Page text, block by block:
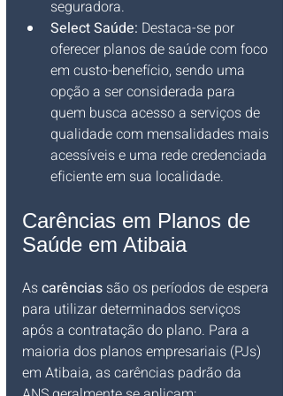
seguradora.
Select Saúde: Destaca-se por
oferecer planos de saúde com foco
em custo-benefício, sendo uma
opção a ser considerada para
quem busca acesso a serviços de
qualidade com mensalidades mais
acessíveis e uma rede credenciada
eficiente em sua localidade.
Carências em Planos de
Saúde em Atibaia
As carências são os períodos de espera
para utilizar determinados serviços
após a contratação do plano. Para a
maioria dos planos empresariais (PJs)
em Atibaia, as carências padrão da